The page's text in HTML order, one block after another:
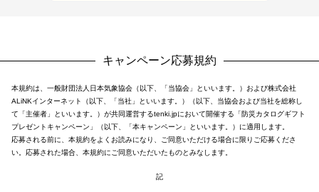
キャンペーン応募規約
本規約は、一般財団法人日本気象協会（以下、「当協会」といいます。）および株式会社
ALiNKインターネット（以下、「当社」といいます。）（以下、当協会および当社を総称し
て「主催者」といいます。）が共同運営するtenki.jpにおいて開催する「防災カタログギフト
プレゼントキャンペーン」（以下、「本キャンペーン」といいます。）に適用します。
応募される前に、本規約をよくお読みになり、ご同意いただける場合に限りご応募くださ
い。応募された場合、本規約にご同意いただいたものとみなします。
記